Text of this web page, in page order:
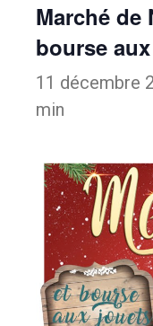
Marché de
bourse
11 décembre
min